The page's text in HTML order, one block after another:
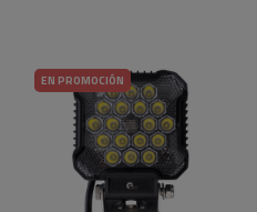
EN PROMOCIÓN